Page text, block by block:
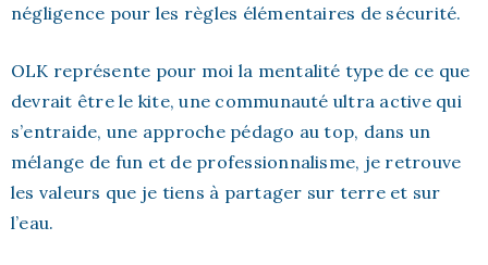
négligence pour les règles élémentaires de sécurité.
OLK représente pour moi la mentalité type de ce que
devrait être le kite, une communauté ultra active qui
s’entraide, une approche pédago au top, dans un
mélange de fun et de professionnalisme, je retrouve
les valeurs que je tiens à partager sur terre et sur
l’eau.